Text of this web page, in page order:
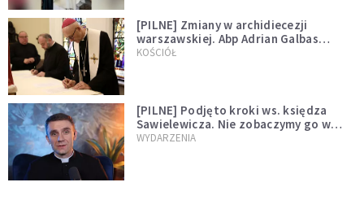
[PILNE] Zmiany w archidiecezji
warszawskiej. Abp Adrian Galbas
wręczył dekrety nowym proboszczom
KOŚCIÓŁ
[PILNE] Podjęto kroki ws. księdza
Sawielewicza. Nie zobaczymy go w
mediach
WYDARZENIA